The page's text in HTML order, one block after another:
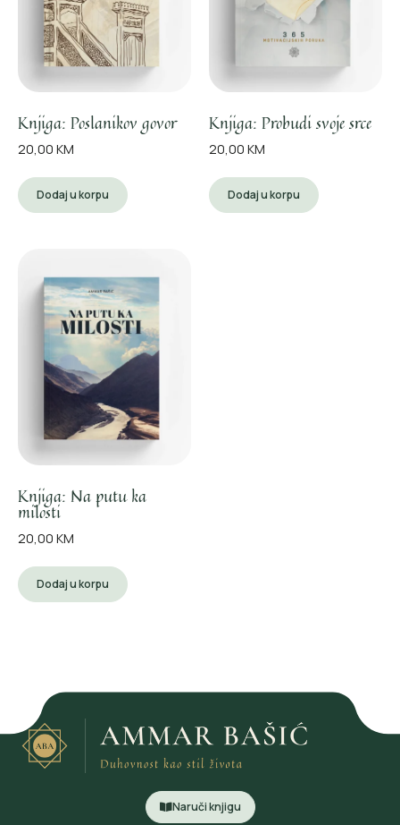
Knjiga: Poslanikov govor
20,00 KM
Dodaj u korpu
Knjiga: Probudi svoje srce
20,00 KM
Dodaj u korpu
Knjiga: Na putu ka
milosti
20,00 KM
Dodaj u korpu
Naruči knjigu